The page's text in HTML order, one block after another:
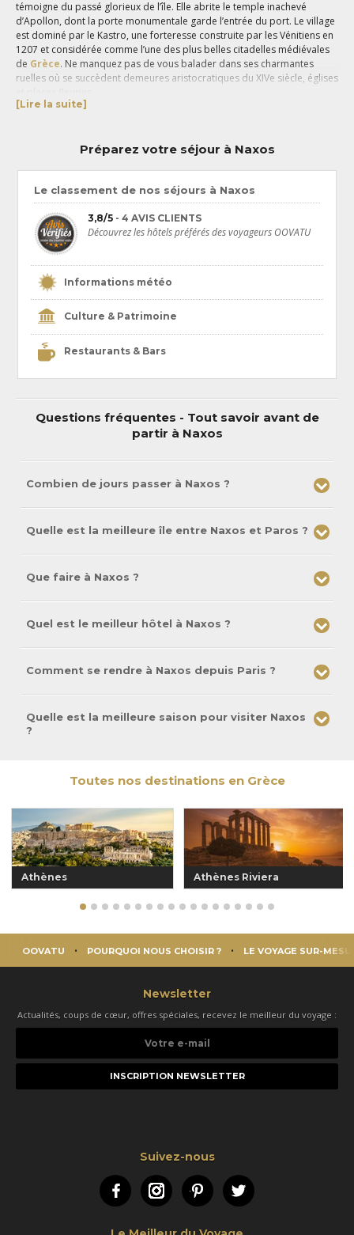
témoigne du passé glorieux de l’île. Elle abrite le temple inachevé
d’Apollon, dont la porte monumentale garde l’entrée du port. Le village
est dominé par le Kastro, une forteresse construite par les Vénitiens en
1207 et considérée comme l’une des plus belles citadelles médiévales
de Grèce. Ne manquez pas de vous balader dans ses charmantes
ruelles où se succèdent demeures aristocratiques du XIVe siècle, églises
Unvoyage à Naxos
Ses maisons vénitiennes et rues dallées de marbre, matériau dont la
qualité fait la réputation de l’île et de sa voisineParosdepuis
l’Antiquité, lui confèrent un charme authentique. Faites une halte à
Appolona où vous pourrez admirer le plus grand Kouros de Grèce, une
statue géante représentant un jeune éphèbe. Nommés Filoti, Halki ou
encore Moni, les 12 villages de la vallée de Traghaia vous invitent à
suivre la route des églises et à découvrir une trentaine de monastères
byzantins parmi lesquels celui de Panaghia Drossiani, datant du Ve
siècle.
Les passionnés de sports nautiques profiteront des activités de la
plage d’Agios Georgis, bordée de tavernes où il fait bon se rafraîchir
autour d’un verre de Kitros, une liqueur locale produite à base de
séjour à Naxos
plage de Mikiri Vigia ravira les férus de planche à voile qui pourront
[Lire la suite]
Préparez votre séjour à Naxos
Le classement de nos séjours à Naxos
3,8/5 - 4 AVIS CLIENTS
Découvrez les hôtels préférés des voyageurs OOVATU
Informations météo
Culture & Patrimoine
Restaurants & Bars
Questions fréquentes - Tout savoir avant de
partir à Naxos
Combien de jours passer à Naxos ?
Quelle est la meilleure île entre Naxos et Paros ?
Que faire à Naxos ?
Quel est le meilleur hôtel à Naxos ?
Comment se rendre à Naxos depuis Paris ?
Quelle est la meilleure saison pour visiter Naxos
?
Toutes nos destinations en Grèce
Athènes Athènes Riviera
OOVATU POURQUOI NOUS CHOISIR ? LE VOYAGE SUR-
Newsletter
Actualités, coups de cœur, offres spéciales, recevez le meilleur du voyage :
e-
Suivez-nous
FacebookInstagramPinterestTwitter